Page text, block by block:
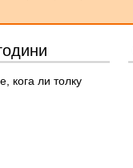
кога ли толку